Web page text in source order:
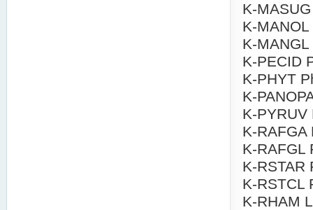
K-
K-
K-
K-PECID
K-PHYT
K-
K-
K-
K-RAFGL
K-RSTAR
K-RSTCL
K-RHAM